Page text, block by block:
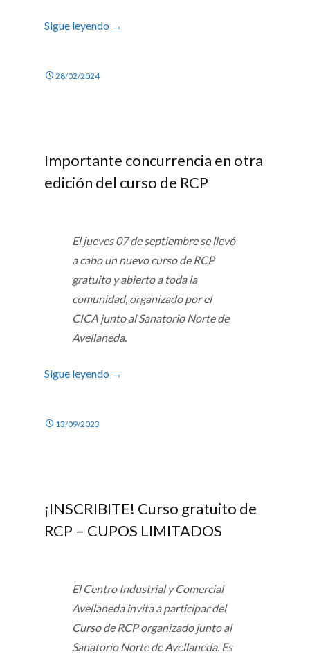
Sigue leyendo →
28/02/2024
Importante concurrencia en otra
edición del curso de RCP
El jueves 07 de septiembre se llevó
a cabo un nuevo curso de RCP
gratuito y abierto a toda la
comunidad, organizado por el
CICA junto al Sanatorio Norte de
Avellaneda.
Sigue leyendo →
13/09/2023
¡INSCRIBITE! Curso gratuito de
RCP – CUPOS LIMITADOS
El Centro Industrial y Comercial
Avellaneda invita a participar del
Curso de RCP organizado junto al
Sanatorio Norte de Avellaneda. Es